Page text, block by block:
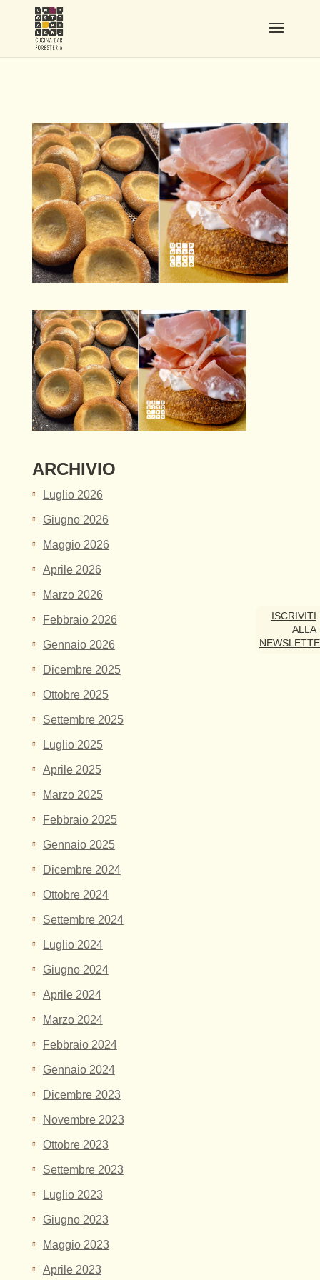
ARCHIVIO
Luglio 2026
Giugno 2026
Maggio 2026
Aprile 2026
Marzo 2026
Febbraio 2026
Gennaio 2026
Dicembre 2025
Ottobre 2025
Settembre 2025
Luglio 2025
Aprile 2025
Marzo 2025
Febbraio 2025
Gennaio 2025
Dicembre 2024
Ottobre 2024
Settembre 2024
Luglio 2024
Giugno 2024
Aprile 2024
Marzo 2024
Febbraio 2024
Gennaio 2024
Dicembre 2023
Novembre 2023
Ottobre 2023
Settembre 2023
Luglio 2023
Giugno 2023
Maggio 2023
Aprile 2023
ISCRIVITI
ALLA